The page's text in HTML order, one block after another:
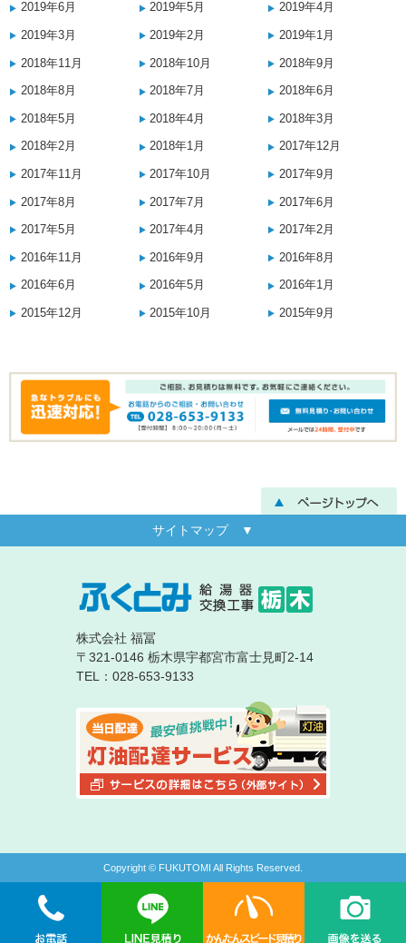
2019年6月 2019年5月 2019年4月
2019年3月 2019年2月 2019年1月
2018年11月 2018年10月 2018年9月
2018年8月 2018年7月 2018年6月
2018年5月 2018年4月 2018年3月
2018年2月 2018年1月 2017年12月
2017年11月 2017年10月 2017年9月
2017年8月 2017年7月 2017年6月
2017年5月 2017年4月 2017年2月
2016年11月 2016年9月 2016年8月
2016年6月 2016年5月 2016年1月
2015年12月 2015年10月 2015年9月
サイトマップ ▼
株式会社 福冨
〒321-0146 栃木県宇都宮市富士見町2-14
TEL：028-653-9133
Copyright © FUKUTOMI All Rights Reserved.